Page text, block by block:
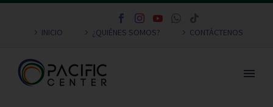
INICIO ¿QUIÉNES SOMOS? CONTÁCTENOS